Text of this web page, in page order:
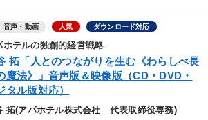
音声・動画 人気 ダウンロード対応
ホテルの独創的経営戦略
拓「人とのつながりを生む《わらしべ長
魔法》」音声版＆映像版（CD・DVD・
タル版対応）
拓(アパホテル株式会社 代表取締役専務)